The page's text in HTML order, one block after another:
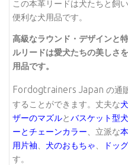
この本革リードは犬たちと飼
便利な犬用品です。
高級なラウンド・デザインと
ルリードは愛犬たちの美しさ
用品です。
Fordogtrainers Japan の通
することができます。丈夫な
ザーのマズルとバスケット型
ーとチェーンカラー 、立派な
用片袖
犬のおもちゃ ドッ
す。